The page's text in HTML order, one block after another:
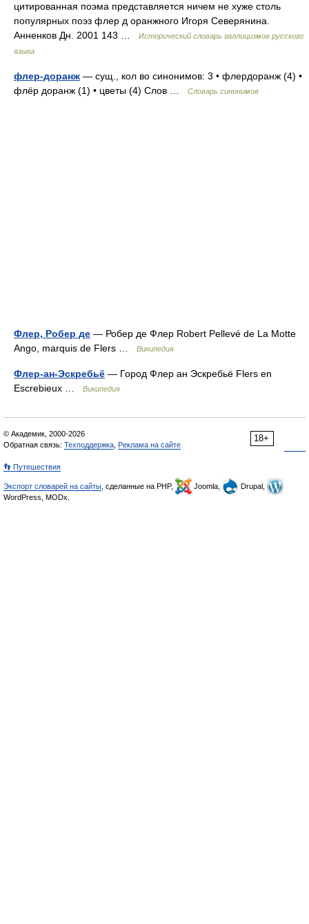
цитированная поэма представляется ничем не хуже столь
популярных поэз флер д оранжного Игоря Северянина.
Анненков Дн. 2001 143 …
Исторический словарь галлицизмов русского
языка
флер-доранж — сущ., кол во синонимов: 3 • флердоранж (4) •
флёр доранж (1) • цветы (4) Слов …
Словарь синонимов
Флер, Робер де — Робер де Флер Robert Pellevé de La Motte
Ango, marquis de Flers …
Википедия
Флер-ан-Эскребьё — Город Флер ан Эскребьё Flers en
Escrebieux …
Википедия
18+
© Академик, 2000-2026
Обратная связь: Техподдержка Реклама на сайте
👣 Путешествия
Экспорт словарей на сайты , сделанные на PHP, Joomla,
Drupal,
WordPress, MODx.